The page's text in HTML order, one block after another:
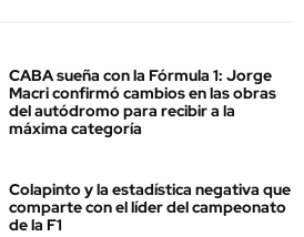
CABA sueña con la Fórmula 1: Jorge
Macri confirmó cambios en las obras
del autódromo para recibir a la
máxima categoría
Colapinto y la estadística negativa que
comparte con el líder del campeonato
de la F1